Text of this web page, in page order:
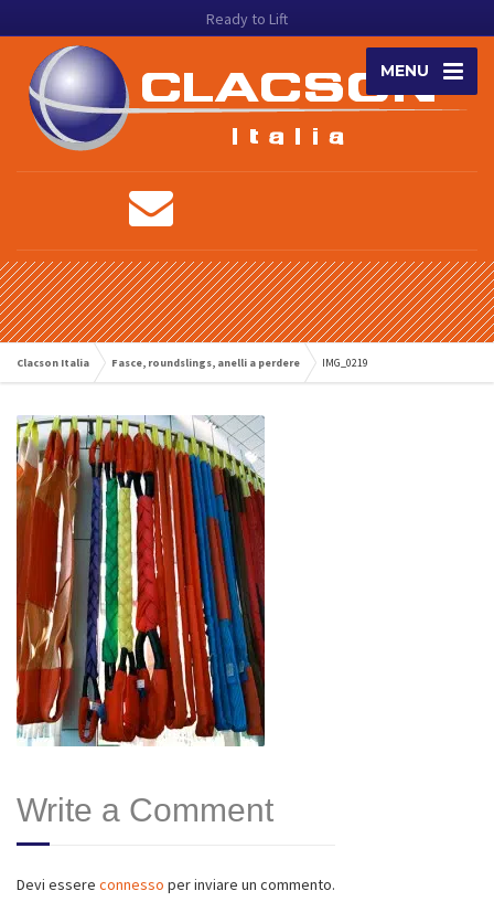
Ready to Lift
MENU
Clacson Italia Fasce, roundslings, anelli a perdere IMG_0219
Write a Comment
Devi essere connesso per inviare un commento.